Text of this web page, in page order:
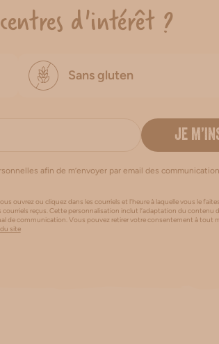
d'intérêt ?
Sans gluten
JE
afin de m’envoyer par email des
ouvrez ou cliquez dans les courriels et l’heure à laquelle vous le
reçus. Cette personnalisation inclut l’adaptation du contenu
de communication. Vous pouvez retirer votre consentement à tout
site